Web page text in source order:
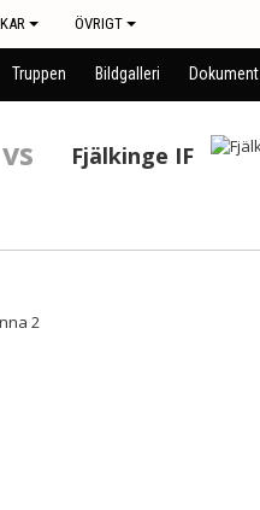
ÖVRIGT
Truppen Bildgalleri Dokument
vs Fjälkinge IF
2